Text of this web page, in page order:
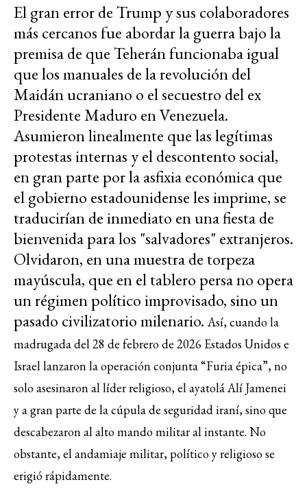
El gran error de Trump y sus colaboradores
más cercanos fue abordar la guerra bajo la
premisa de que Teherán funcionaba igual
que los manuales de la revolución del
Maidán ucraniano o el secuestro del ex
Presidente Maduro en Venezuela.
Asumieron linealmente que las legítimas
protestas internas y el descontento social,
en gran parte por la asfixia económica que
el gobierno estadounidense les imprime, se
traducirían de inmediato en una fiesta de
bienvenida para los "salvadores" extranjeros.
Olvidaron, en una muestra de torpeza
mayúscula, que en el tablero persa no opera
un régimen político improvisado, sino un
pasado civilizatorio milenario. Así, cuando la
madrugada del 28 de febrero de 2026 Estados Unidos e
Israel lanzaron la operación conjunta “Furia épica”, no
solo asesinaron al líder religioso, el ayatolá Alí Jamenei
y a gran parte de la cúpula de seguridad iraní, sino que
descabezaron al alto mando militar al instante. No
obstante, el andamiaje militar, político y religioso se
erigió rápidamente.